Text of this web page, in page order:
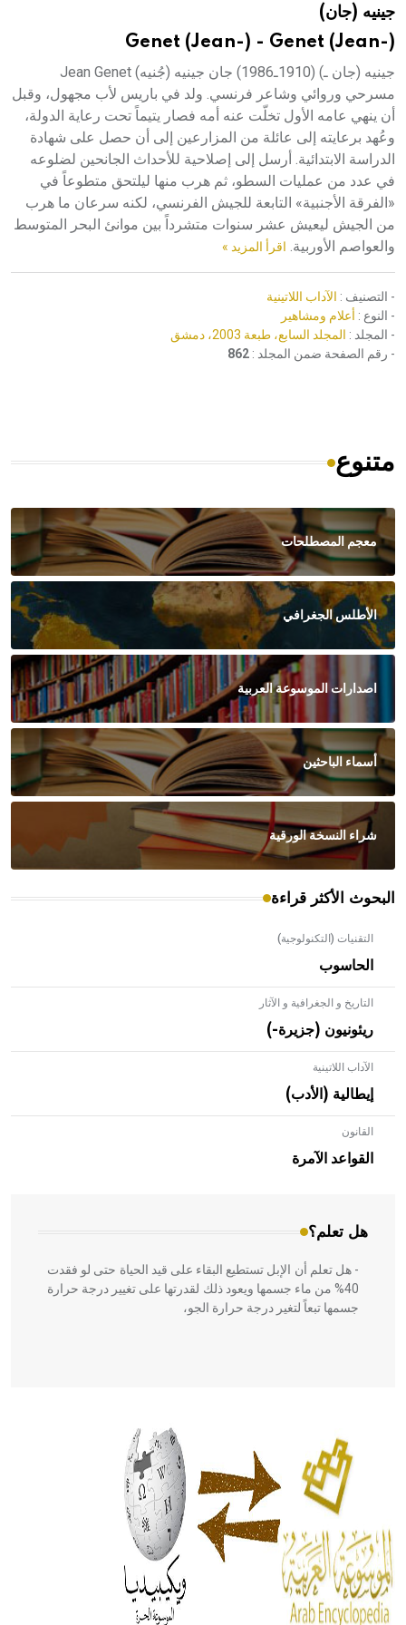
هيئة الموسوعة العربية تطلق موسوعات جديدة في عام 2026جينيه (جان)
Genet (Jean-) - Genet (Jean-)
جينيه (جان ـ) (1910ـ1986) جان جينيه (جُنيه) Jean Genet
مسرحي وروائي وشاعر فرنسي. ولد في باريس لأب مجهول، وقبل
أن ينهي عامه الأول تخلّت عنه أمه فصار يتيماً تحت رعاية الدولة،
وعُهد برعايته إلى عائلة من المزارعين إلى أن حصل على شهادة
الدراسة الابتدائية. أرسل إلى إصلاحية للأحداث الجانحين لضلوعه
في عدد من عمليات السطو، ثم هرب منها ليلتحق متطوعاً في
«الفرقة الأجنبية» التابعة للجيش الفرنسي، لكنه سرعان ما هرب
من الجيش ليعيش عشر سنوات متشرداً بين موانئ البحر المتوسط
والعواصم الأوربية. اقرأ المزيد »
- التصنيف : الآداب اللاتينية
- النوع : أعلام ومشاهير
- المجلد : المجلد السابع، طبعة 2003، دمشق
- رقم الصفحة ضمن المجلد : 862
متنوع
معجم المصطلحات
الأطلس الجغرافي
اصدارات الموسوعة العربية
أسماء الباحثين
شراء النسخة الورقية
البحوث الأكثر قراءة
التقنيات (التكنولوجية)
الحاسوب
التاريخ و الجغرافية و الآثار
ريئونيون (جزيرة-)
الآداب اللاتينية
إيطالية (الأدب)
القانون
القواعد الآمرة
هل تعلم؟
- هل تعلم أن الأبلق نوع من الفنون الهندسية التي ارتبطت
بالعمارة الإسلامية في بلاد الشام ومصر خاصة، حيث يحرص
المعمار على بناء مداميكه وخاصة في الواجهات
- هل تعلم أن الإبل تستطيع البقاء على قيد الحياة حتى لو فقدت
40% من ماء جسمها ويعود ذلك لقدرتها على تغيير درجة حرارة
جسمها تبعاً لتغير درجة حرارة الجو،
الحكم، الأدلة، تنظيم التغذية، ورسالته في جروح الرأس. ويعود
له الفضل بأنه حرر الطب من الدين والفلسفة.
- هل تعلم أن المرجان إفراز حيواني يتكون في البحر ويتركب
من مادة كربونات الكلسيوم، وهو أحمر أو شديد الحمرة وهو
أجود أنواعه، ويمتاز بكبر الحجم ويسمى الش